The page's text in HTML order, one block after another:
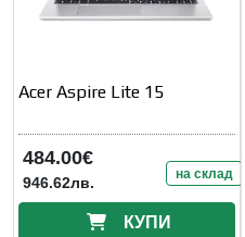
Acer Aspire Lite 15
484.00€
946.62лв. на склад
КУПИ